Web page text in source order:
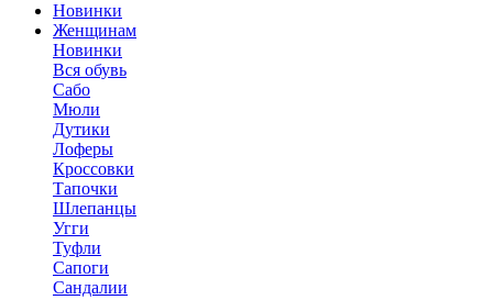
Новинки
Женщинам
Новинки
Вся обувь
Сабо
Мюли
Дутики
Лоферы
Кроссовки
Тапочки
Шлепанцы
Угги
Туфли
Сапоги
Сандалии